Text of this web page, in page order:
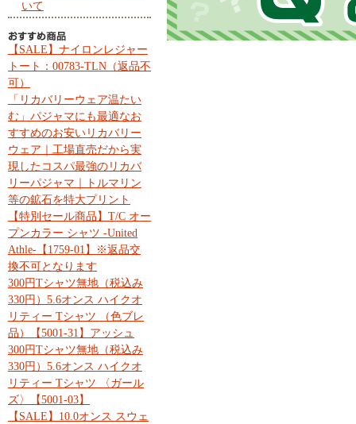
いて
【SALE】ナイロンレジャー
トート：00783-TLN（返品不
可）
「リカバリーウェア温たい
む」パジャマにも最適なお
すすめのお安いリカバリー
ウェア｜工場直売だから実
現したコスパ最強のリカバ
リーパジャマ｜トルマリン
等の鉱石を特大プリント
【特別セール商品】T/C オー
プンカラー シャツ -United
Athle-【1759-01】※返品交
換不可となります
300円Tシャツ無地（税込み
330円）5.6オンス ハイクオ
リティー Tシャツ （色ブレ
品）【5001-31】アッシュ
300円Tシャツ無地（税込み
330円）5.6オンス ハイクオ
リティー Tシャツ 〈ガール
ズ〉【5001-03】
【SALE】10.0オンス スウェ